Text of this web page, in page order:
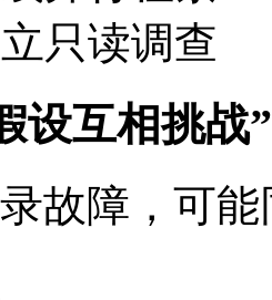
只读调查
设互相挑战
故障，可